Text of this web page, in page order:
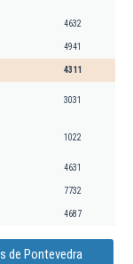
4632
4941
4311
3031
1022
4631
7732
4687
de Pontevedra